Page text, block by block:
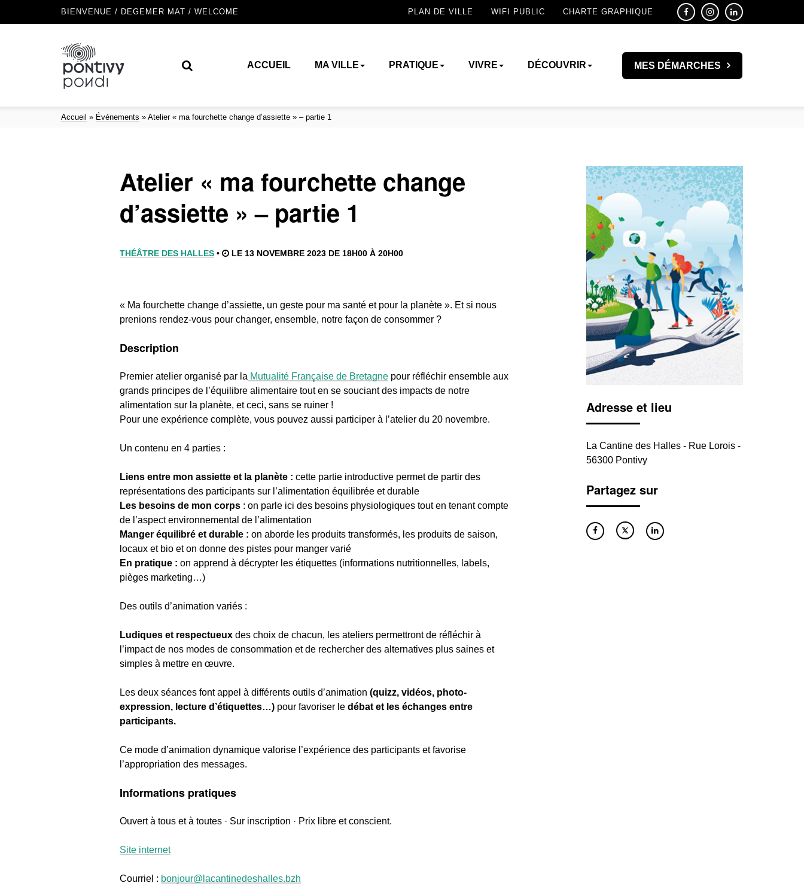
BIENVENUE / DEGEMER MAT / WELCOME PLAN DE VILLE WIFI PUBLIC CHARTE GRAPHIQUE
ACCUEIL MA VILLE PRATIQUE VIVRE DÉCOUVRIR MES DÉMARCHES
Accueil » Événements » Atelier « ma fourchette change d’assiette » – partie 1
Atelier « ma fourchette change
d’assiette » – partie 1
THÉÂTRE DES HALLES• LE 13 NOVEMBRE 2023 DE 18H00 À 20H00
« Ma fourchette change d’assiette, un geste pour ma santé et pour la planète ». Et si nous
prenions rendez-vous pour changer, ensemble, notre façon de consommer ?
Description
Premier atelier organisé par la Mutualité Française de Bretagnepour réfléchir ensemble aux
grands principes de l’équilibre alimentaire tout en se souciant des impacts de notre
alimentation sur la planète, et ceci, sans se ruiner !
Pour une expérience complète, vous pouvez aussi participer à l’atelier du 20 novembre.
Un contenu en 4 parties :
Liens entre mon assiette et la planète : cette partie introductive permet de partir des
représentations des participants sur l’alimentation équilibrée et durable
Les besoins de mon corps: on parle ici des besoins physiologiques tout en tenant compte
de l’aspect environnemental de l’alimentation
Manger équilibré et durable : on aborde les produits transformés, les produits de saison,
locaux et bio et on donne des pistes pour manger varié
En pratique : on apprend à décrypter les étiquettes (informations nutritionnelles, labels,
pièges marketing…)
Des outils d’animation variés :
Ludiques et respectueuxdes choix de chacun, les ateliers permettront de réfléchir à
l’impact de nos modes de consommation et de rechercher des alternatives plus saines et
simples à mettre en œuvre.
Les deux séances font appel à différents outils d’animation (quizz, vidéos, photo-
expression, lecture d’étiquettes…)pour favoriser ledébat et les échanges entre
participants.
Ce mode d’animation dynamique valorise l’expérience des participants et favorise
l’appropriation des messages.
Informations pratiques
Ouvert à tous et à toutes · Sur inscription · Prix libre et conscient.
Site internet
Courriel : bonjour@lacantinedeshalles.bzh
Adresse et lieu
La Cantine des Halles - Rue Lorois -
56300 Pontivy
Partagez sur